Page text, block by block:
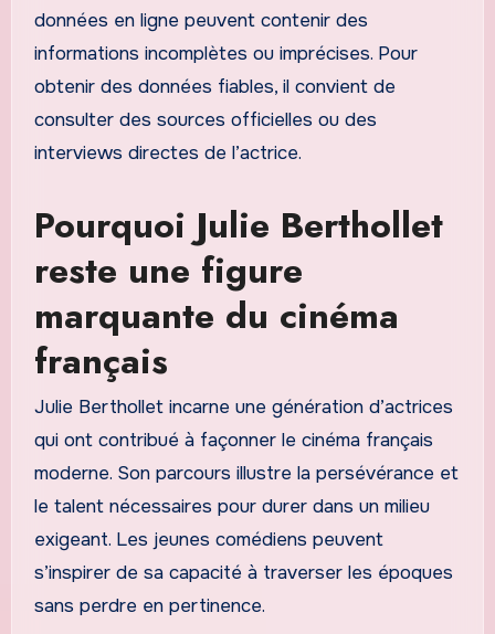
données en ligne peuvent contenir des
informations incomplètes ou imprécises. Pour
obtenir des données fiables, il convient de
consulter des sources officielles ou des
interviews directes de l’actrice.
Pourquoi Julie Berthollet
reste une figure
marquante du cinéma
français
Julie Berthollet incarne une génération d’actrices
qui ont contribué à façonner le cinéma français
moderne. Son parcours illustre la persévérance et
le talent nécessaires pour durer dans un milieu
exigeant. Les jeunes comédiens peuvent
s’inspirer de sa capacité à traverser les époques
sans perdre en pertinence.